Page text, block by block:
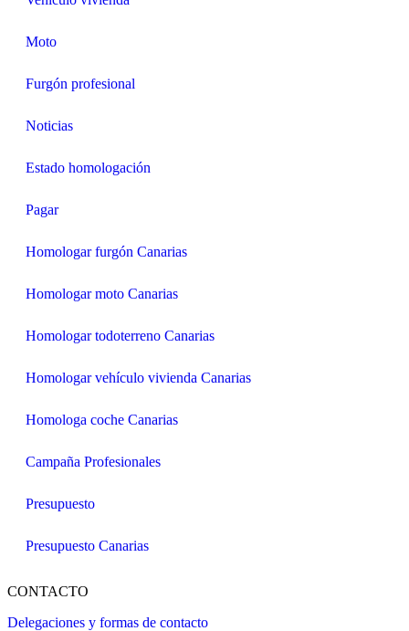
Moto
Furgón profesional
Noticias
Estado homologación
Pagar
Homologar furgón Canarias
Homologar moto Canarias
Homologar todoterreno Canarias
Homologar vehículo vivienda Canarias
Homologa coche Canarias
Campaña Profesionales
Presupuesto
Presupuesto Canarias
CONTACTO
Delegaciones y formas de contacto